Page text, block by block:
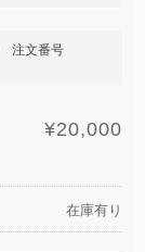
注文番号
¥20,000
在庫有り